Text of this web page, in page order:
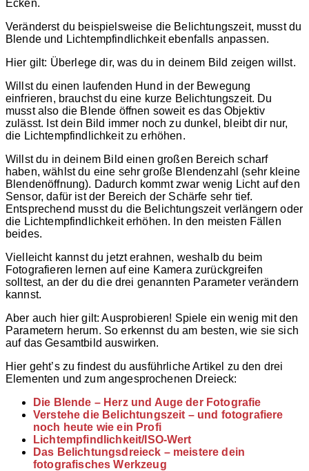
Ecken.
Veränderst du beispielsweise die Belichtungszeit, musst du
Blende und Lichtempfindlichkeit ebenfalls anpassen.
Hier gilt: Überlege dir, was du in deinem Bild zeigen willst.
Willst du einen laufenden Hund in der Bewegung
einfrieren, brauchst du eine kurze Belichtungszeit. Du
musst also die Blende öffnen soweit es das Objektiv
zulässt. Ist dein Bild immer noch zu dunkel, bleibt dir nur,
die Lichtempfindlichkeit zu erhöhen.
Willst du in deinem Bild einen großen Bereich scharf
haben, wählst du eine sehr große Blendenzahl (sehr kleine
Blendenöffnung). Dadurch kommt zwar wenig Licht auf den
Sensor, dafür ist der Bereich der Schärfe sehr tief.
Entsprechend musst du die Belichtungszeit verlängern oder
die Lichtempfindlichkeit erhöhen. In den meisten Fällen
beides.
Vielleicht kannst du jetzt erahnen, weshalb du beim
Fotografieren lernen auf eine Kamera zurückgreifen
solltest, an der du die drei genannten Parameter verändern
kannst.
Aber auch hier gilt: Ausprobieren! Spiele ein wenig mit den
Parametern herum. So erkennst du am besten, wie sie sich
auf das Gesamtbild auswirken.
Hier geht’s zu findest du ausführliche Artikel zu den drei
Elementen und zum angesprochenen Dreieck:
Die Blende – Herz und Auge der Fotografie
Verstehe die Belichtungszeit – und fotografiere
noch heute wie ein Profi
Lichtempfindlichkeit/ISO-Wert
Das Belichtungsdreieck – meistere dein
fotografisches Werkzeug